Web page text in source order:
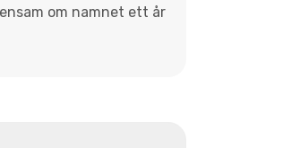
om namnet ett år